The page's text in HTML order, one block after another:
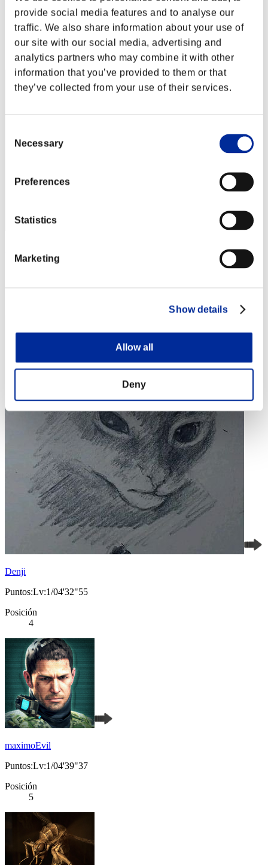
provide social media features and to analyse our
traffic. We also share information about your use of
our site with our social media, advertising and
analytics partners who may combine it with other
information that you’ve provided to them or that
they’ve collected from your use of their services.
Selection
Necessary
Preferences
Statistics
Marketing
Show details
Allow all
Deny
rivervo_39
Puntos:Lv:1/02'55"12
Posición
2
Posición
Denji
Puntos:Lv:1/04'32"55
Posición
4
maximoEvil
Puntos:Lv:1/04'39"37
Posición
5